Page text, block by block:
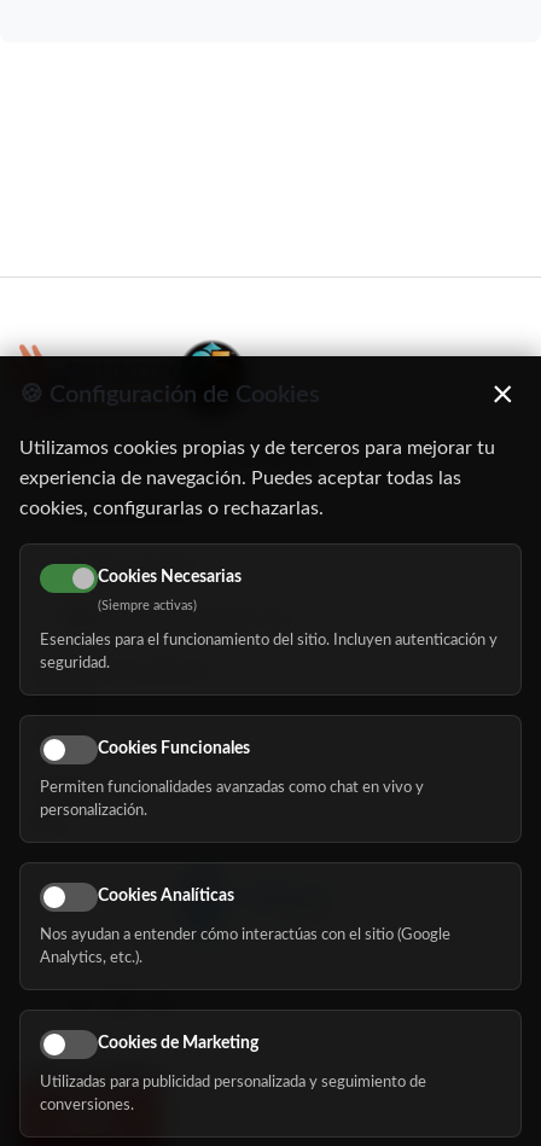
C/ Oruro, 11. 28016 Madrid
91 345 06 26
616 113 103
hola@mundomayor.com
Buscador de residencias
Eventos
Nosotros
Síguenos
🍪 Configuración de Cookies ×
Utilizamos cookies propias y de terceros para mejorar tu
experiencia de navegación. Puedes aceptar todas las
cookies, configurarlas o rechazarlas.
Cookies Necesarias
(Siempre activas)
Esenciales para el funcionamiento del sitio. Incluyen autenticación y
seguridad.
Cookies Funcionales
Permiten funcionalidades avanzadas como chat en vivo y
personalización.
Cookies Analíticas
Nos ayudan a entender cómo interactúas con el sitio (Google
Analytics, etc.).
Cookies de Marketing
Utilizadas para publicidad personalizada y seguimiento de
conversiones.